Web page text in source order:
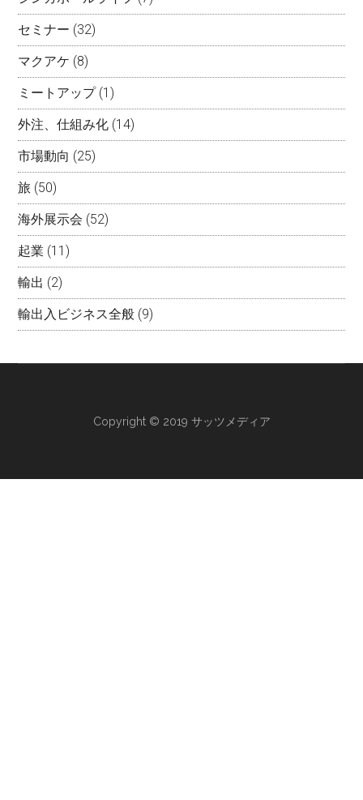
セミナー (32)
マクアケ (8)
ミートアップ(1)
外注、仕組み化 (14)
市場動向 (25)
旅 (50)
海外展示会 (52)
起業 (11)
輸出 (2)
輸出入ビジネス全般 (9)
Copyright © 2019 サッツメディア